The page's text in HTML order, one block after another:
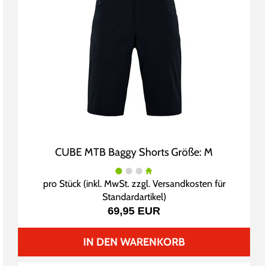
CUBE MTB Baggy Shorts Größe: M
pro Stück (inkl. MwSt. zzgl. Versandkosten für
Standardartikel)
69,95 EUR
IN DEN WARENKORB